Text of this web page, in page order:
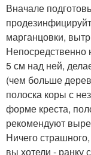
Вначале
марганцовки,
Непосредственно
5 см над ней,
(чем больше
полоска коры с
форме креста,
рекомендуют
Ничего
вы хотели - ранку